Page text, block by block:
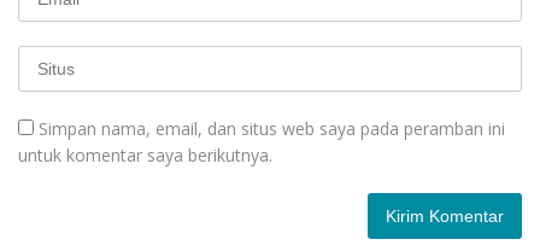
Simpan nama, email, dan situs web saya pada peramban ini
untuk komentar saya berikutnya.